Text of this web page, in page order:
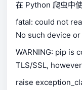
在 Python
fatal: could not
No such device
WARNING: pip is
TLS/SSL,
available.
raise